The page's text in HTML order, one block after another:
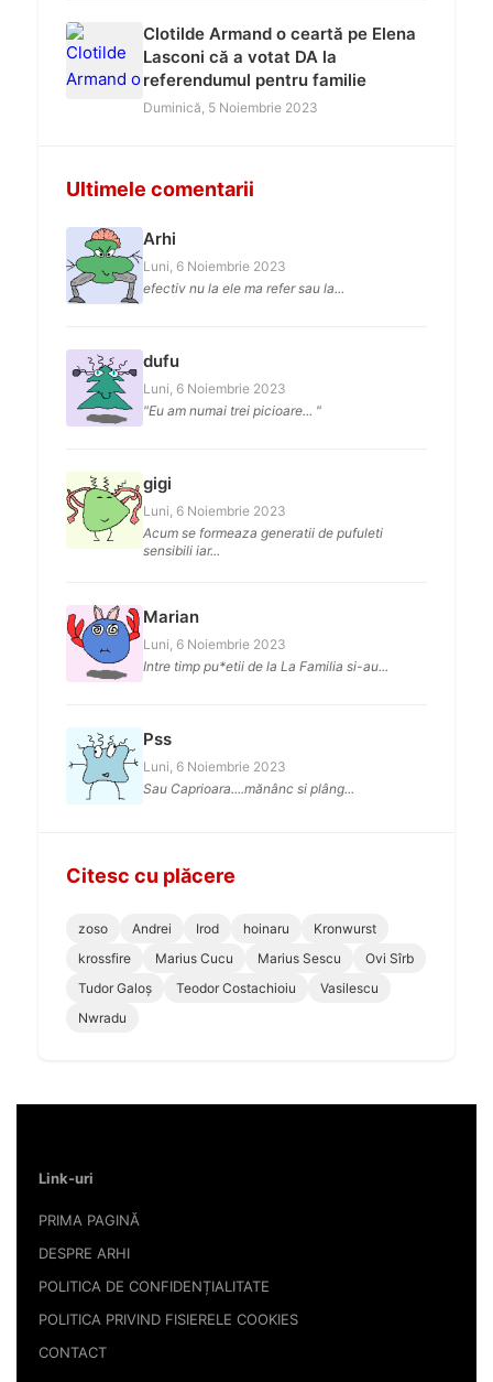
Clotilde Armand o ceartă pe Elena
Lasconi că a votat DA la
referendumul pentru familie
Duminică, 5 Noiembrie 2023
Ultimele comentarii
Arhi
Luni, 6 Noiembrie 2023
efectiv nu la ele ma refer sau la...
dufu
Luni, 6 Noiembrie 2023
"Eu am numai trei picioare... "
gigi
Luni, 6 Noiembrie 2023
Acum se formeaza generatii de pufuleti
sensibili iar...
Marian
Luni, 6 Noiembrie 2023
Intre timp pu*etii de la La Familia si-au...
Pss
Luni, 6 Noiembrie 2023
Sau Caprioara....mănânc si plâng...
Citesc cu plăcere
zoso Andrei Irod hoinaru
Kronwurst
krossfire
Marius Cucu Marius Sescu
Ovi Sîrb
Tudor Galoș
Teodor Costachioiu
Vasilescu
Nwradu
Link-uri
PRIMA PAGINĂ
DESPRE ARHI
POLITICA DE CONFIDENȚIALITATE
POLITICA PRIVIND FISIERELE COOKIES
CONTACT